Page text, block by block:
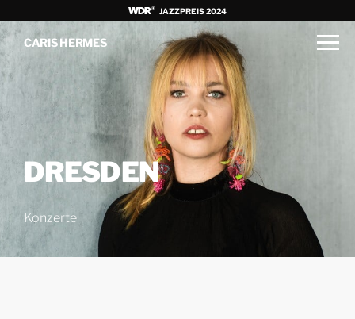
JAZZPREIS 2024
CARIS HERMES
DRESDEN
Konzerte